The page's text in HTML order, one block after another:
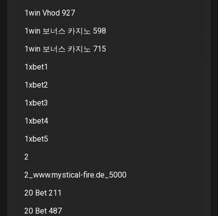
1win Vhod 927
1win 보너스 카지노 598
1win 보너스 카지노 715
1xbet1
1xbet2
1xbet3
1xbet4
1xbet5
2
2_www.mystical-fire.de_5000
20 Bet 211
20 Bet 487